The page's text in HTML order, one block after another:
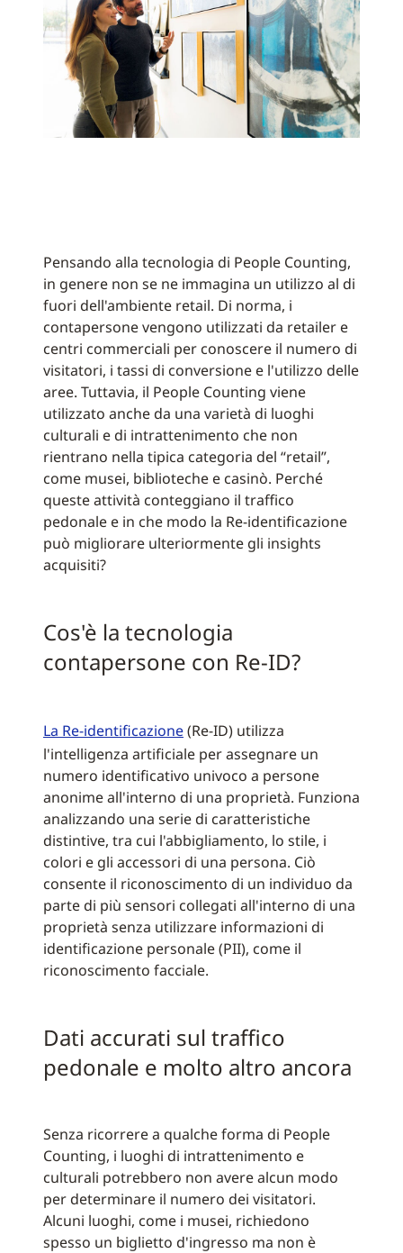
Pensando alla tecnologia di People Counting,
in genere non se ne immagina un utilizzo al di
fuori dell'ambiente retail. Di norma, i
contapersone vengono utilizzati da retailer e
centri commerciali per conoscere il numero di
visitatori, i tassi di conversione e l'utilizzo delle
aree. Tuttavia, il People Counting viene
utilizzato anche da una varietà di luoghi
culturali e di intrattenimento che non
rientrano nella tipica categoria del “retail”,
come musei, biblioteche e casinò. Perché
queste attività conteggiano il traffico
pedonale e in che modo la Re-identificazione
può migliorare ulteriormente gli insights
acquisiti?
Cos'è la tecnologia
contapersone con Re-ID?
La Re-identificazione(Re-ID) utilizza
l'intelligenza artificiale per assegnare un
numero identificativo univoco a persone
anonime all'interno di una proprietà. Funziona
analizzando una serie di caratteristiche
distintive, tra cui l'abbigliamento, lo stile, i
colori e gli accessori di una persona. Ciò
consente il riconoscimento di un individuo da
parte di più sensori collegati all'interno di una
proprietà senza utilizzare informazioni di
identificazione personale (PII), come il
riconoscimento facciale.
Dati accurati sul traffico
pedonale e molto altro ancora
Senza ricorrere a qualche forma di People
Counting, i luoghi di intrattenimento e
culturali potrebbero non avere alcun modo
per determinare il numero dei visitatori.
Alcuni luoghi, come i musei, richiedono
spesso un biglietto d'ingresso ma non è